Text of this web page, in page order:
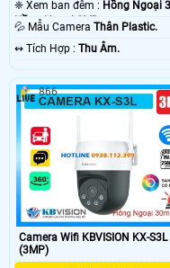
❈ Xem ban đêm : Hồng Ngoại
Hồng Ngoại SMD.
💦 Mẫu Camera Thân Plastic.
️↭ Tích Hợp : Thu Âm.
Camera Wifi KBVISION KX-S3L
(3MP)
866